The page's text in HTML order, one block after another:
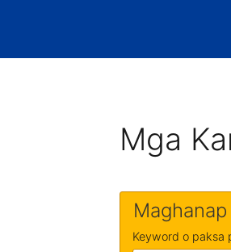
Mga
Maghanap
Keyword o paksa